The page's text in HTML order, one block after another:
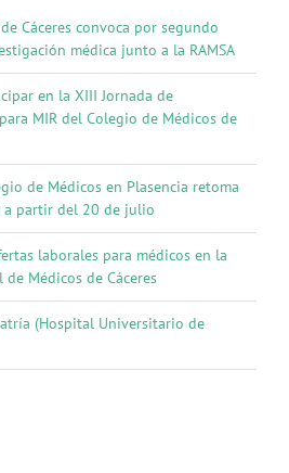
Cáceres convoca por segundo
médica junto a la RAMSA
en la XIII Jornada de
MIR del Colegio de Médicos de
de Médicos en Plasencia retoma
partir del 20 de julio
laborales para médicos en la
Médicos de Cáceres
(Hospital Universitario de